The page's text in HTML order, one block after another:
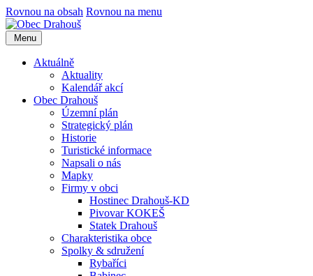
Rovnou na obsah Rovnou na menu
Menu
Aktuálně
Aktuality
Kalendář akcí
Obec Drahouš
Územní plán
Strategický plán
Historie
Turistické informace
Napsali o nás
Mapky
Firmy v obci
Hostinec Drahouš-KD
Pivovar KOKEŠ
Statek Drahouš
Charakteristika obce
Spolky & sdružení
Rybaříci